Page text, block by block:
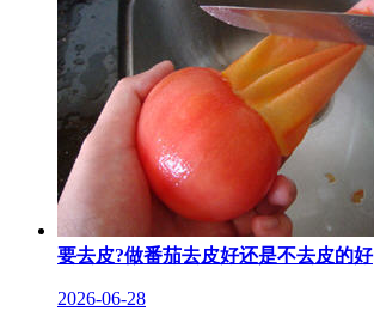
要去皮?做番茄去皮好还是不去皮的好
2026-06-28